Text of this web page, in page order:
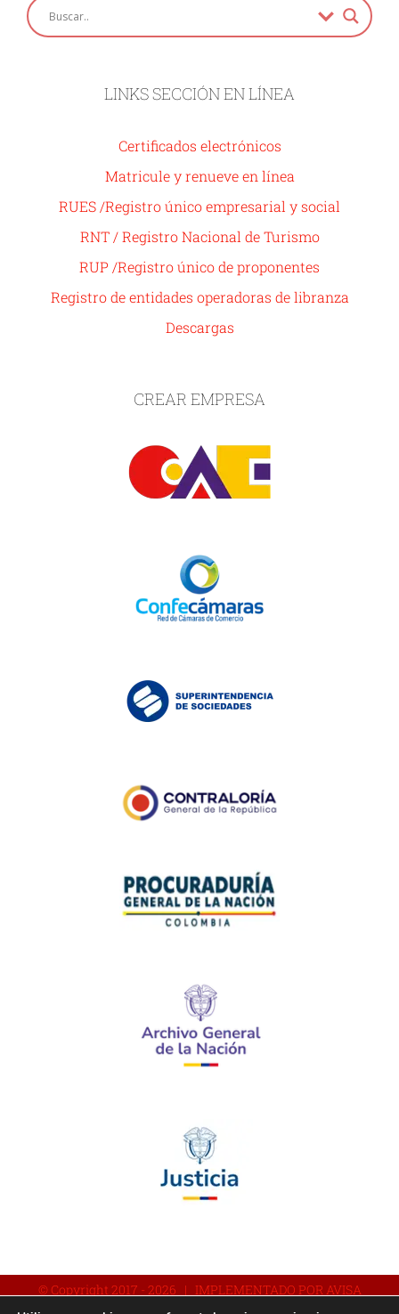
LINKS SECCIÓN EN LÍNEA
Certificados electrónicos
Matricule y renueve en línea
RUES /Registro único empresarial y social
RNT / Registro Nacional de Turismo
RUP /Registro único de proponentes
Registro de entidades operadoras de libranza
Descargas
CREAR EMPRESA
© Copyright 2017 - 2026 | IMPLEMENTADO POR AVISA